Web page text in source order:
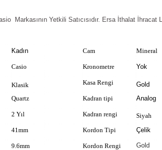
Markasının Yetkili Satıcısıdır. Ersa İthalat
Kadın Cam Mineral
Casio Kronometre Yok
Klasik Kasa Rengi
Gold
Quartz Kadran tipi Analog
2 Yıl Kadran rengi
Siyah
41mm Kordon Tipi Çelik
9.6mm Kordon Rengi Gold